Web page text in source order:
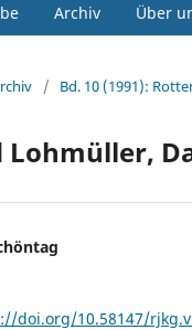
Archiv Über
/ Bd. 10 (1991):
Lohmüller,
doi.org/10.58147/